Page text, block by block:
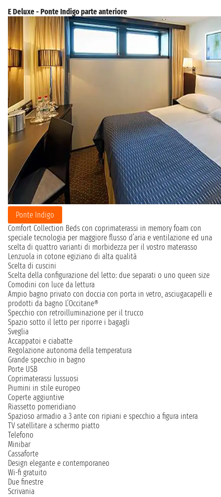
E Deluxe - Ponte Indigo parte anteriore
Ponte Indigo
Comfort Collection Beds con coprimaterassi in memory foam con
speciale tecnologia per maggiore flusso d’aria e ventilazione ed una
scelta di quattro varianti di morbidezza per il vostro materasso
Lenzuola in cotone egiziano di alta qualità
Scelta di cuscini
Scelta della configurazione del letto: due separati o uno queen size
Comodini con luce da lettura
Ampio bagno privato con doccia con porta in vetro, asciugacapelli e
prodotti da bagno L’Occitane®
Specchio con retroilluminazione per il trucco
Spazio sotto il letto per riporre i bagagli
Sveglia
Accappatoi e ciabatte
Regolazione autonoma della temperatura
Grande specchio in bagno
Porte USB
Coprimaterassi lussuosi
Piumini in stile europeo
Coperte aggiuntive
Riassetto pomeridiano
Spazioso armadio a 3 ante con ripiani e specchio a figura intera
TV satellitare a schermo piatto
Telefono
Minibar
Cassaforte
Design elegante e contemporaneo
Wi-fi gratuito
Due finestre
Scrivania